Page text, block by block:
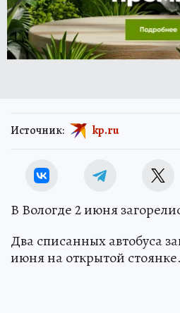
Источник: kp.ru
В Вологде 2 июня
Два списанных автобуса
июня на открытой стоянке.